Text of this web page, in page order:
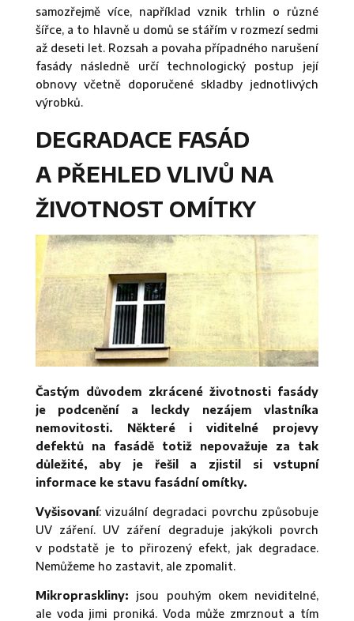
samozřejmě více, například vznik trhlin o různé
šířce, a to hlavně u domů se stářím v rozmezí sedmi
až deseti let. Rozsah a povaha případného narušení
fasády následně určí technologický postup její
obnovy včetně doporučené skladby jednotlivých
výrobků.
DEGRADACE FASÁD
A PŘEHLED VLIVŮ NA
ŽIVOTNOST OMÍTKY
Častým důvodem zkrácené životnosti fasády
je podcenění a leckdy nezájem vlastníka
nemovitosti. Některé i viditelné projevy
defektů na fasádě totiž nepovažuje za tak
důležité, aby je řešil a zjistil si vstupní
informace ke stavu fasádní omítky.
Vyšisovaní: vizuální degradaci povrchu způsobuje
UV záření. UV záření degraduje jakýkoli povrch
v podstatě je to přirozený efekt, jak degradace.
Nemůžeme ho zastavit, ale zpomalit.
Mikropraskliny: jsou pouhým okem neviditelné,
ale voda jimi proniká. Voda může zmrznout a tím